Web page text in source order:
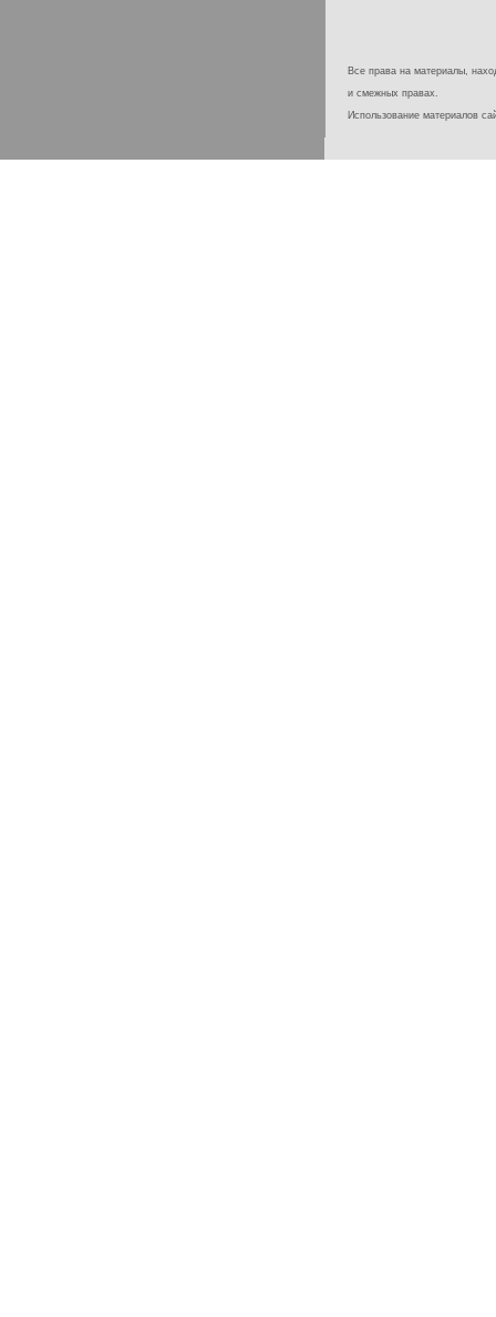
Все права на материалы,
и смежных правах.
Использование материалов